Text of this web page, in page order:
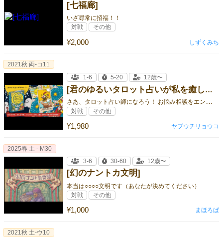
[七福廊]
いざ尋常に招福！！
¥2,000
対戦 その他
しずくみち
[君のゆるいタロット占いが私を癒してくれるから #ゆる占い]
さ
あ、タロット占い師になろう！ お悩み相談をエンタメにする、 ゆるいタロット占い×大喜利系コミュニケーションゲーム。
¥1,980
2021秋 両-コ11
1-6
5-20 12歳〜
対戦 その他
ヤブウチリョウコ
[幻のナントカ文明]
本当は○○○○文明です（あなたが決めてください）
¥1,000
2025春 土 - M30
3-6
30-60 12歳〜
対戦 その他
まほろば
2021秋 土-ウ10